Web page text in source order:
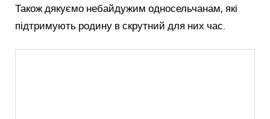
Також дякуємо небайдужим односельчанам, які
підтримують родину в скрутний для них час.